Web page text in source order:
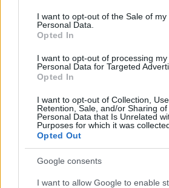
consent section.
I want to opt-out of the Sale of my
Personal Data.
Opted In
I want to opt-out of processing my
Personal Data for Targeted
Opted In
I want to opt-out of Collection, Use,
Retention, Sale, and/or Sharing of
Personal Data that Is Unrelated
Purposes for which it was
Opted Out
Google consents
I want to allow Google to enable
Guía para comparar créditos: TIN,
explicadas